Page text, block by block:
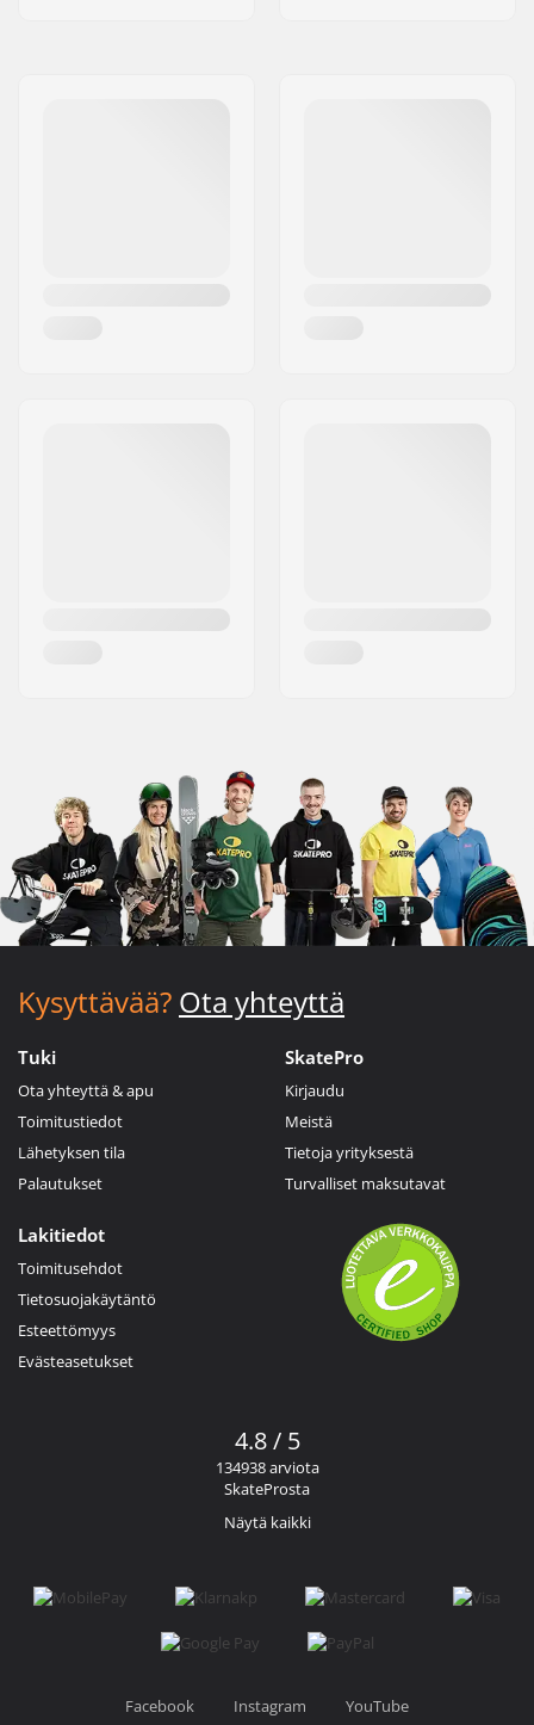
Kysyttävää? Ota yhteyttä
Tuki
Ota yhteyttä & apu
Toimitustiedot
Lähetyksen tila
Palautukset
SkatePro
Kirjaudu
Meistä
Tietoja yrityksestä
Turvalliset maksutavat
Lakitiedot
Toimitusehdot
Tietosuojakäytäntö
Esteettömyys
Evästeasetukset
4.8 / 5
134938 arviota
SkateProsta
Näytä kaikki
Facebook Instagram YouTube